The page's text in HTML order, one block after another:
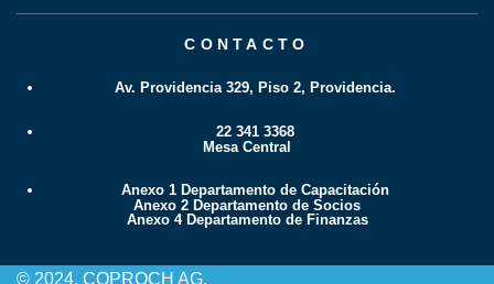
CONTACTO
Av. Providencia 329, Piso 2, Providencia.
22 341 3368
Mesa Central
Anexo 1 Departamento de Capacitación
Anexo 2 Departamento de Socios
Anexo 4 Departamento de Finanzas
© 2024. COPROCH AG.